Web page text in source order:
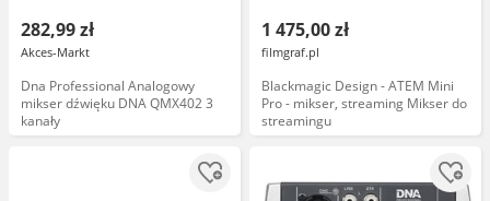
282,99 zł
Akces-Markt
Dna Professional Analogowy
mikser dźwięku DNA QMX402 3
kanały
1 475,00 zł
filmgraf.pl
Blackmagic Design - ATEM Mini
Pro - mikser, streaming Mikser do
streamingu